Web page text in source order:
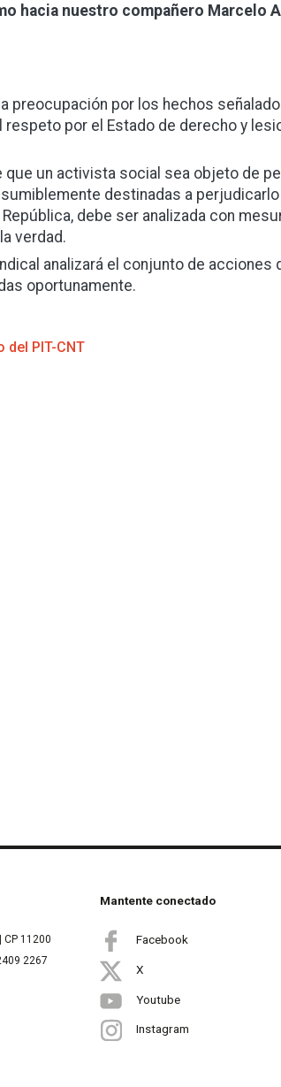
hacia nuestro compañero Marcelo
preocupación por los hechos
respeto por el Estado de derecho y
que un activista social sea objeto de
destinadas a
debe ser analizada con
verdad.
analizará el conjunto de acciones
oportunamente.
del PIT-CNT
11200
2267
Mantente conectado
Facebook
X
Youtube
Instagram